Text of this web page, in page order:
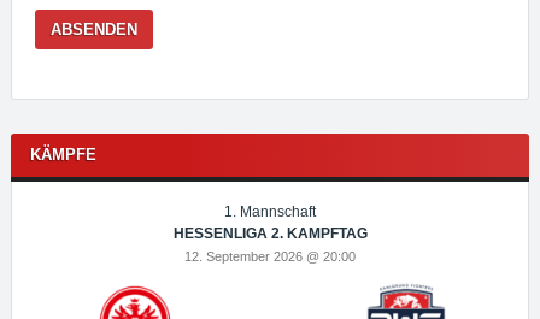
KÄMPFE
1. Mannschaft
HESSENLIGA 2. KAMPFTAG
12. September 2026 @ 20:00